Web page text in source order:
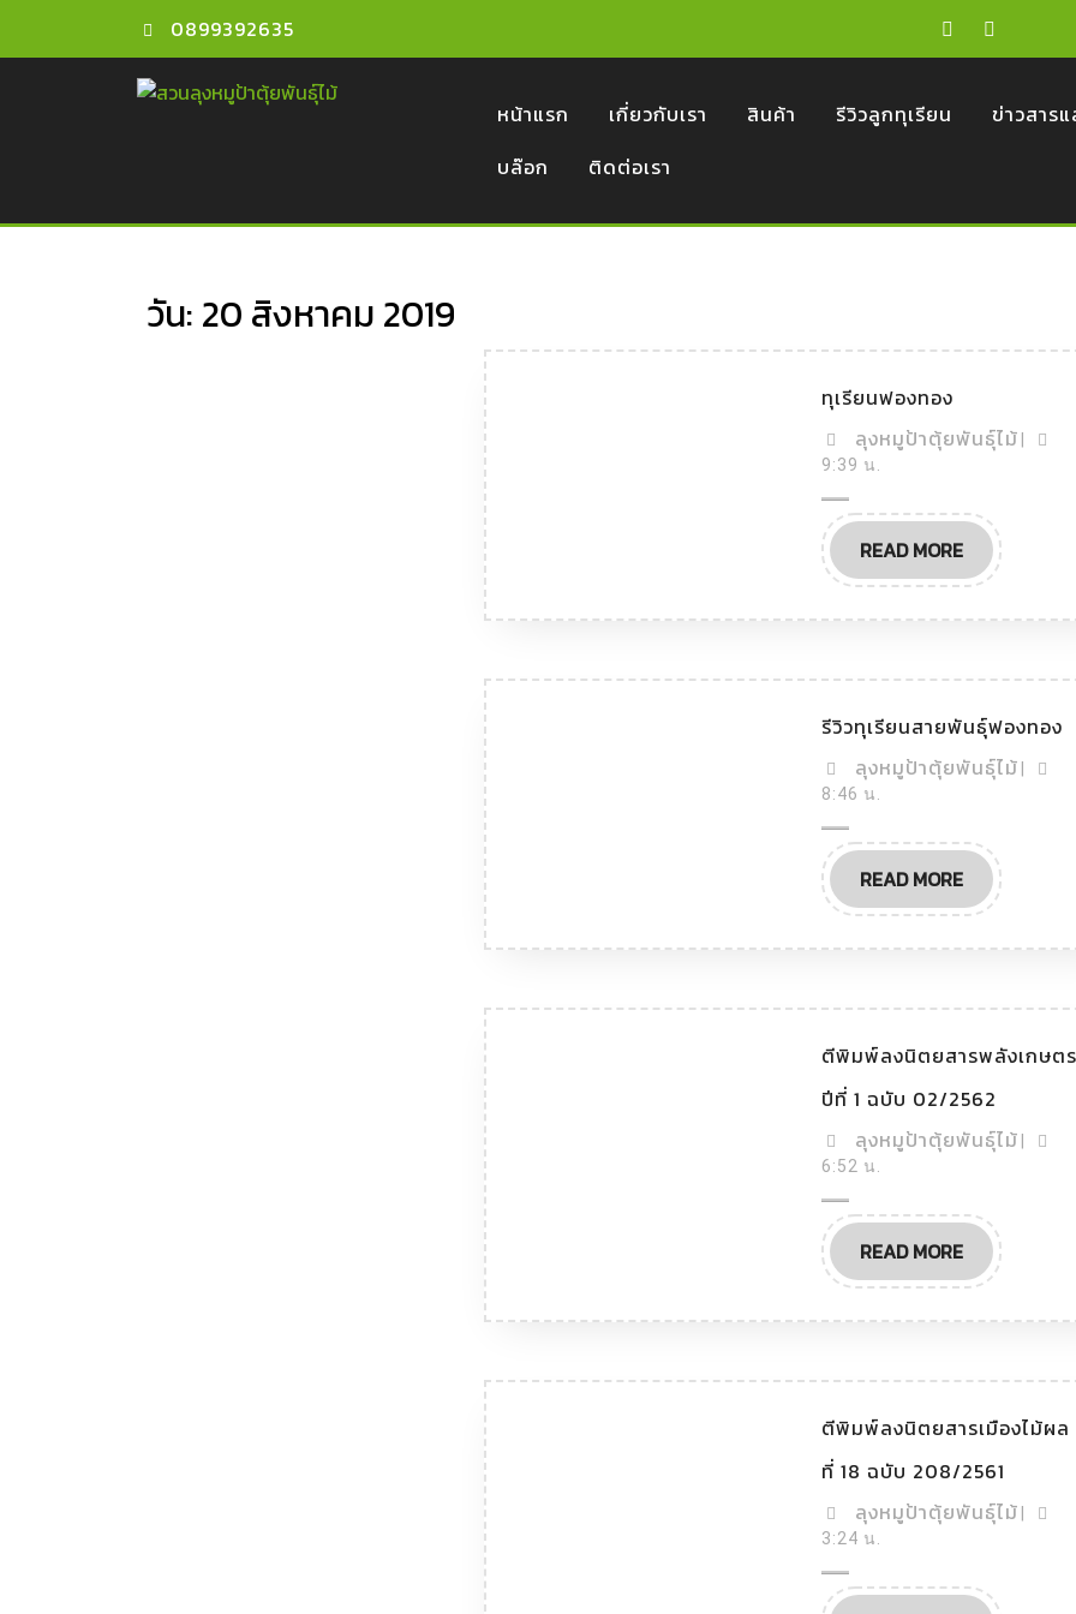
0899392635
หน้าแรก เกี่ยวกับเรา สินค้า รีวิวลูกทุเรียน
ข่าวสาร
บล๊อก
ติดต่อเรา
วัน: 20 สิงหาคม 2019
ทุเรียนฟองทอง
ลุงหมูป้าตุ้ยพันธุ์ไม้
9:39 น.
READ MORE
รีวิวทุเรียนสายพันธุ์ฟองทอง
ลุงหมูป้าตุ้ยพันธุ์ไม้
8:46 น.
READ MORE
ตีพิมพ์ลงนิตยสารพลังเกษตร
ปีที่ 1 ฉบับ 02/2562
ลุงหมูป้าตุ้ยพันธุ์ไม้
6:52 น.
READ MORE
ตีพิมพ์ลงนิตยสารเมืองไม้ผล
ที่ 18 ฉบับ 208/2561
ลุงหมูป้าตุ้ยพันธุ์ไม้
3:24 น.